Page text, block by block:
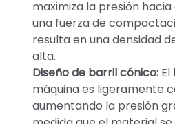
maximiza la presión
una fuerza de
resulta en una densidad
alta.
Diseño de barril cónico:
máquina es ligeramente
aumentando la presión